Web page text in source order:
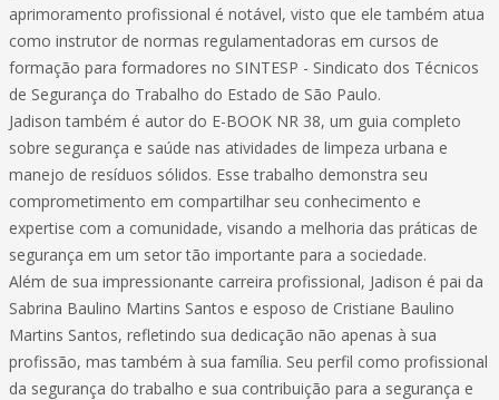
aprimoramento profissional é notável, visto que ele também atua
como instrutor de normas regulamentadoras em cursos de
formação para formadores no SINTESP - Sindicato dos Técnicos
de Segurança do Trabalho do Estado de São Paulo.
Jadison também é autor do E-BOOK NR 38, um guia completo
sobre segurança e saúde nas atividades de limpeza urbana e
manejo de resíduos sólidos. Esse trabalho demonstra seu
comprometimento em compartilhar seu conhecimento e
expertise com a comunidade, visando a melhoria das práticas de
segurança em um setor tão importante para a sociedade.
Além de sua impressionante carreira profissional, Jadison é pai da
Sabrina Baulino Martins Santos e esposo de Cristiane Baulino
Martins Santos, refletindo sua dedicação não apenas à sua
profissão, mas também à sua família. Seu perfil como profissional
da segurança do trabalho e sua contribuição para a segurança e